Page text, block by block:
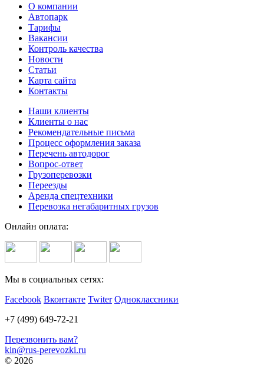
О компании
Автопарк
Тарифы
Вакансии
Контроль качества
Новости
Статьи
Карта сайта
Контакты
Наши клиенты
Клиенты о нас
Рекомендательные письма
Процесс оформления заказа
Перечень автодорог
Вопрос-ответ
Грузоперевозки
Переезды
Аренда спецтехники
Перевозка негабаритных грузов
Онлайн оплата:
Мы в социальных сетях:
Facebook Вконтакте Twiter Одноклассники
+7 (499) 649-72-21
Перезвонить вам?
kin@rus-perevozki.ru
© 2026